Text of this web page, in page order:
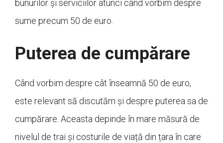
bunurilor și serviciilor atunci când vorbim despre
sume precum 50 de euro.
Puterea de cumpărare
Când vorbim despre cât înseamnă 50 de euro,
este relevant să discutăm și despre puterea sa de
cumpărare. Aceasta depinde în mare măsură de
nivelul de trai și costurile de viață din țara în care